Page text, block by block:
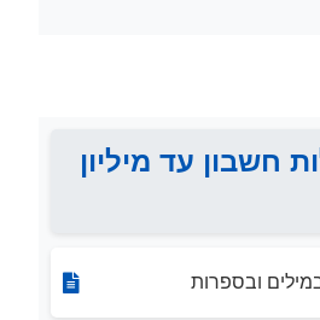
חשבון עד מיליון
ובספרות